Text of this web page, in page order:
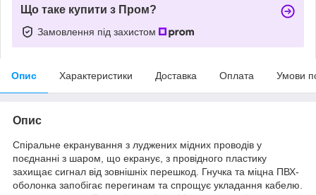
Що таке купити з Пром?
Замовлення під захистом
Опис Характеристики Доставка Оплата Умови
Опис
Спіральне екранування з луджених мідних проводів у
поєднанні з шаром, що екранує, з провідного пластику
захищає сигнал від зовнішніх перешкод. Гнучка та міцна ПВХ-
оболонка запобігає перегинам та спрощує укладання кабелю.